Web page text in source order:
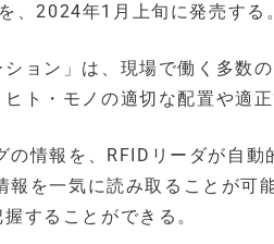
、2024年1月上旬に発売する。
ョン」は、現場で働く多数
ト・モノの適切な配置や適正
の情報を、RFIDリーダが自
報を一気に読み取ることが可
することができる。